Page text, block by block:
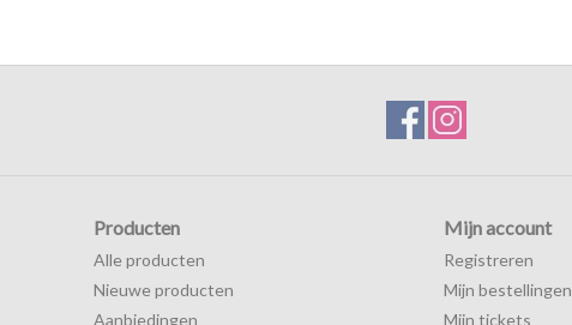
Producten
Alle producten
Nieuwe producten
Aanbiedingen
Mijn account
Registreren
Mijn bestellingen
Mijn tickets